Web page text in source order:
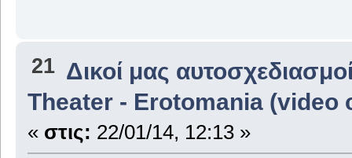
21 Δικοί μας
Theater - Erotomania (video
« στις: 22/01/14, 12:13 »